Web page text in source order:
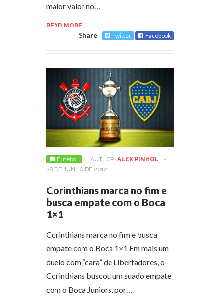
maior valor no…
READ MORE
Share Twitter Facebook
Futebol AUTHOR: ALEX PINHOL
-
28 DE JUNHO DE 2012
Corinthians marca no fim e
busca empate com o Boca
1×1
Corinthians marca no fim e busca
empate com o Boca 1×1 Em mais um
duelo com “cara” de Libertadores, o
Corinthians buscou um suado empate
com o Boca Juniors, por…